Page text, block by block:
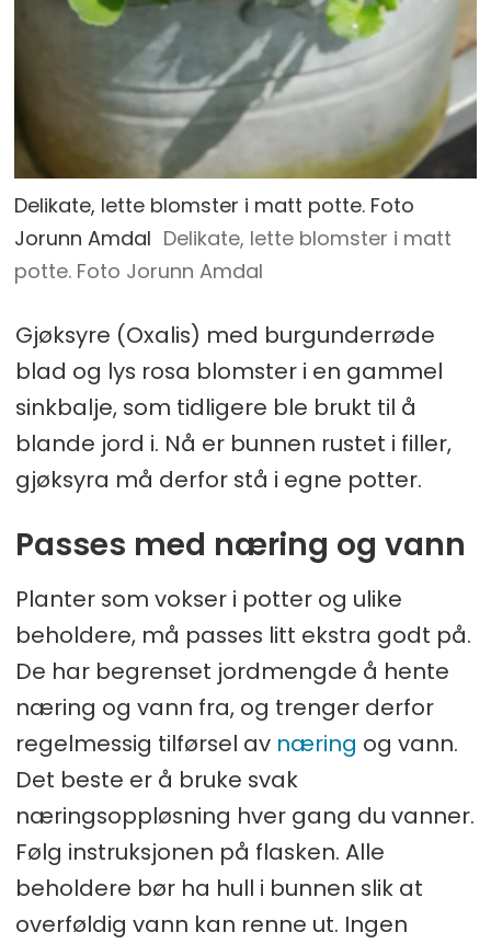
Delikate, lette blomster i matt potte. Foto
Jorunn Amdal Delikate, lette blomster i matt
potte. Foto Jorunn Amdal
Gjøksyre (Oxalis) med burgunderrøde
blad og lys rosa blomster i en gammel
sinkbalje, som tidligere ble brukt til å
blande jord i. Nå er bunnen rustet i filler,
gjøksyra må derfor stå i egne potter.
Passes med næring og vann
Planter som vokser i potter og ulike
beholdere, må passes litt ekstra godt på.
De har begrenset jordmengde å hente
næring og vann fra, og trenger derfor
regelmessig tilførsel av næring og vann.
Det beste er å bruke svak
næringsoppløsning hver gang du vanner.
Følg instruksjonen på flasken. Alle
beholdere bør ha hull i bunnen slik at
overføldig vann kan renne ut. Ingen